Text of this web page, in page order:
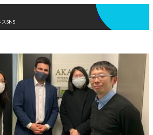
SNS
アプリを使う